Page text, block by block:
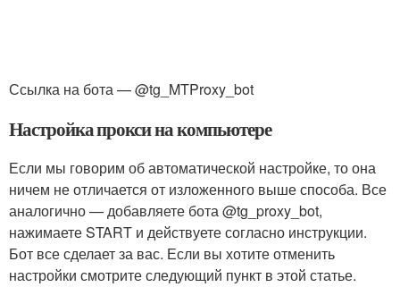
Ссылка на бота — @tg_MTProxy_bot
Настройка прокси на компьютере
Если мы говорим об автоматической настройке, то она
ничем не отличается от изложенного выше способа. Все
аналогично — добавляете бота @tg_proxy_bot,
нажимаете START и действуете согласно инструкции.
Бот все сделает за вас. Если вы хотите отменить
настройки смотрите следующий пункт в этой статье.